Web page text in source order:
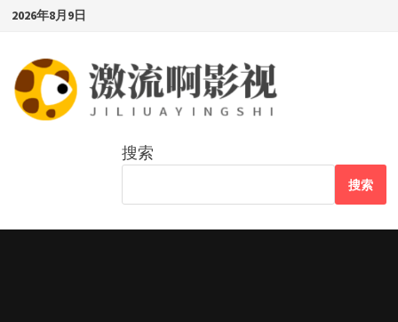
Skip
content
2026年8月9日
搜索
搜索